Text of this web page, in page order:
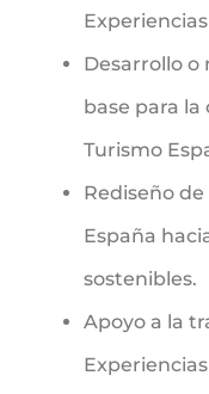
Desarrollo
base para la
Turismo
Rediseño
España
sostenibles.
Apoyo a la